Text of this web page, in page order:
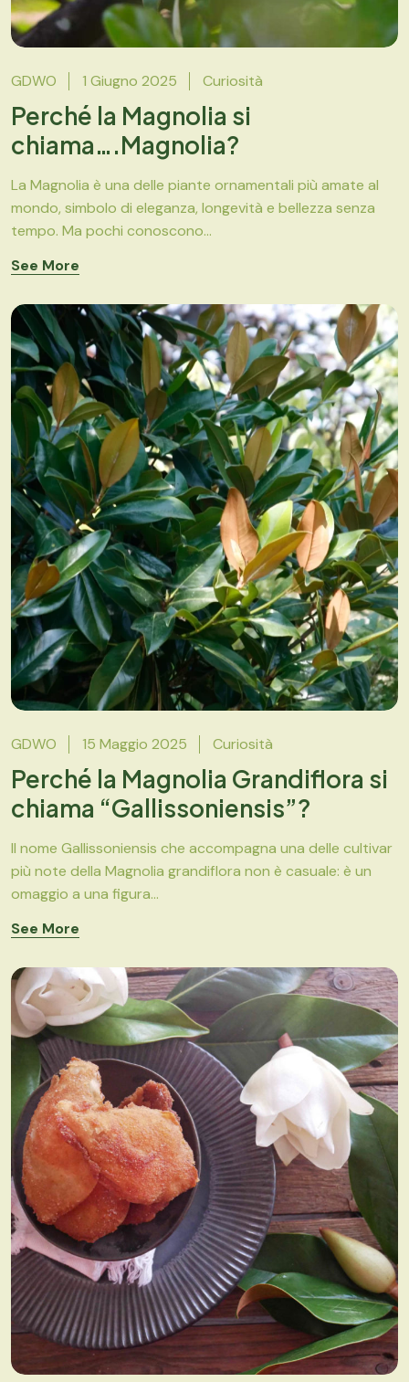
GDWO 1 Giugno 2025 Curiosità
Perché la Magnolia si
chiama….Magnolia?
La Magnolia è una delle piante ornamentali più amate al
mondo, simbolo di eleganza, longevità e bellezza senza
tempo. Ma pochi conoscono...
See More
GDWO 15 Maggio 2025 Curiosità
Perché la Magnolia Grandiflora si
chiama “Gallissoniensis”?
Il nome Gallissoniensis che accompagna una delle cultivar
più note della Magnolia grandiflora non è casuale: è un
omaggio a una figura...
See More